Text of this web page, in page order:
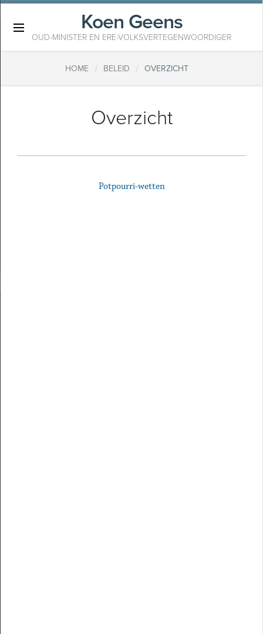
Koen Geens
OUD-MINISTER EN ERE-VOLKSVERTEGENWOORDIGER
HOME / BELEID / OVERZICHT
Overzicht
Potpourri-wetten